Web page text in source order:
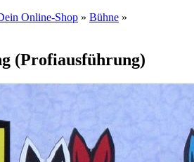
Online-Shop » Bühne »
(Profiausführung)